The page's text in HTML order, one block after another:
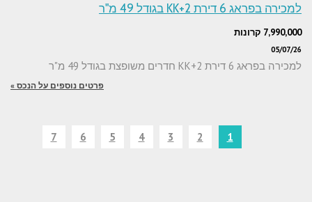
למכירה בפראג 6 דירת 2+KK בגודל 49 מ"ר
7,990,000 קרונות
05/07/26
למכירה בפראג 6 דירת 2+KK חדרים משופצת בגודל 49 מ"ר
פרטים נוספים על הנכס »
1
2
3
4
5
6
7